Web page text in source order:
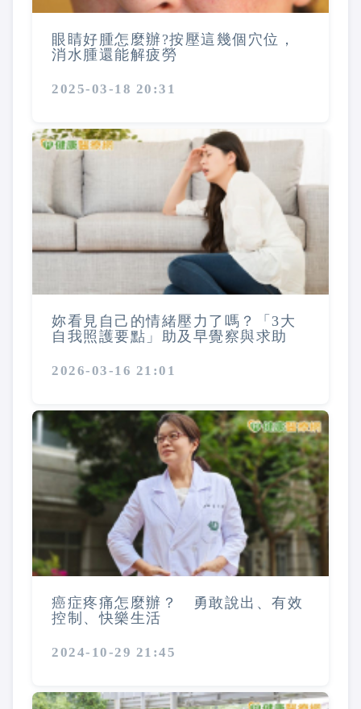
眼睛好腫怎麼辦?按壓這幾個穴位，
消水腫還能解疲勞
2025-03-18 20:31
妳看見自己的情緒壓力了嗎？「3大
自我照護要點」助及早覺察與求助
2026-03-16 21:01
癌症疼痛怎麼辦？ 勇敢說出、有效
控制、快樂生活
2024-10-29 21:45